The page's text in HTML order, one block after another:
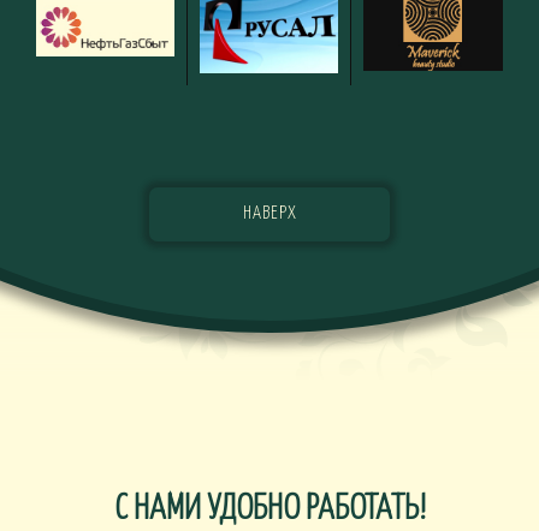
НАВЕРХ
С НАМИ УДОБНО РАБОТАТЬ!